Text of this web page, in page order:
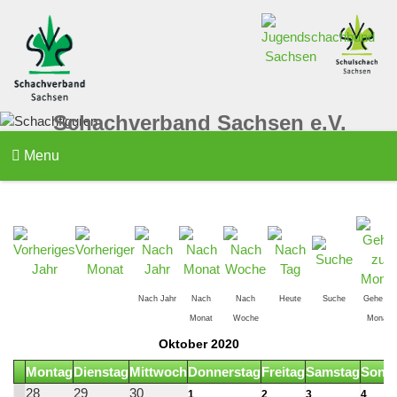
Schachverband Sachsen e.V.
Menu
Nach Jahr Nach
Monat
Nach
Woche
Heute Suche Gehe zu
Monat
Oktober 2020
MontagDienstagMittwochDonnerstagFreitagSamstag
28 29 30 1 2 3 4